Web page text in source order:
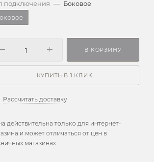
подключения — Боковое
В КОРЗИНУ
КУПИТЬ В 1 КЛИК
Рассчитать доставку
действительна только для интернет-
и может отличаться от цен в
магазинах